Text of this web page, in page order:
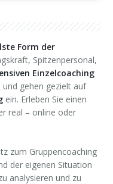
Form der
Spitzenpersonal,
Einzelcoaching
gehen gezielt auf
ein. Erleben Sie einen
real – online oder
zum Gruppencoaching
der eigenen Situation
analysieren und zu